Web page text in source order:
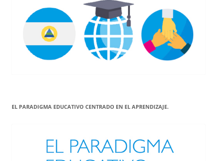
EL PARADIGMA EDUCATIVO CENTRADO EN EL APRENDIZAJE.